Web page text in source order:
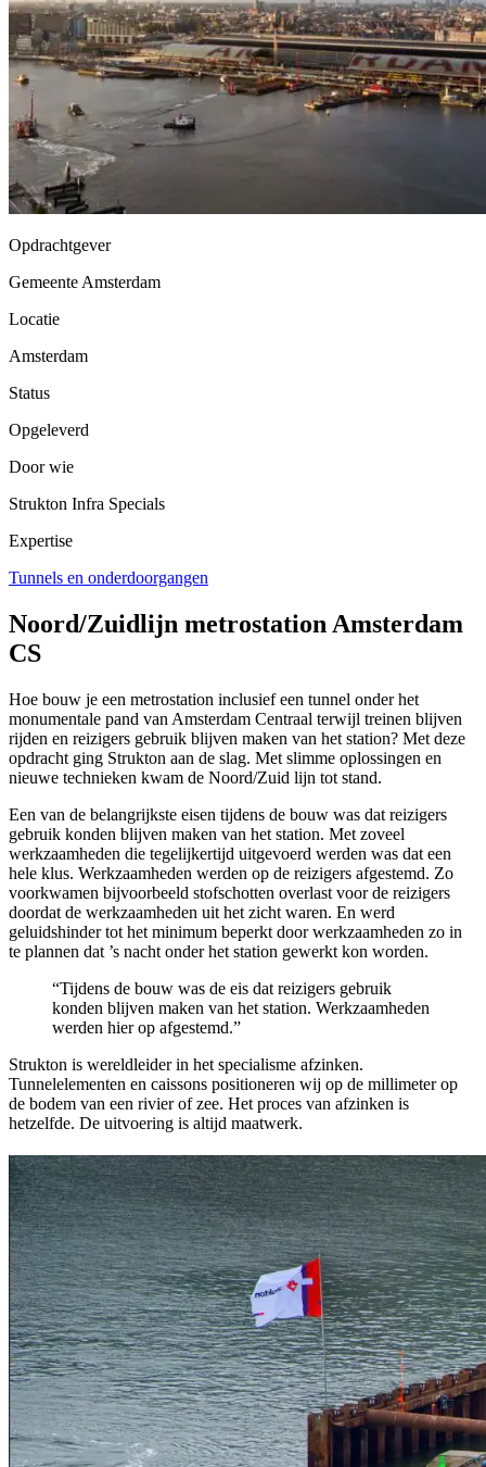
Opdrachtgever
Gemeente Amsterdam
Locatie
Amsterdam
Status
Opgeleverd
Door wie
Strukton Infra Specials
Expertise
Tunnels en onderdoorgangen
Noord/Zuidlijn metrostation Amsterdam
CS
Hoe bouw je een metrostation inclusief een tunnel onder het
monumentale pand van Amsterdam Centraal terwijl treinen blijven
rijden en reizigers gebruik blijven maken van het station? Met deze
opdracht ging Strukton aan de slag. Met slimme oplossingen en
nieuwe technieken kwam de Noord/Zuid lijn tot stand.
Een van de belangrijkste eisen tijdens de bouw was dat reizigers
gebruik konden blijven maken van het station. Met zoveel
werkzaamheden die tegelijkertijd uitgevoerd werden was dat een
hele klus. Werkzaamheden werden op de reizigers afgestemd. Zo
voorkwamen bijvoorbeeld stofschotten overlast voor de reizigers
doordat de werkzaamheden uit het zicht waren. En werd
geluidshinder tot het minimum beperkt door werkzaamheden zo in
te plannen dat ’s nacht onder het station gewerkt kon worden.
“Tijdens de bouw was de eis dat reizigers gebruik
konden blijven maken van het station. Werkzaamheden
werden hier op afgestemd.”
Strukton is wereldleider in het specialisme afzinken.
Tunnelelementen en caissons positioneren wij op de millimeter op
de bodem van een rivier of zee. Het proces van afzinken is
hetzelfde. De uitvoering is altijd maatwerk.